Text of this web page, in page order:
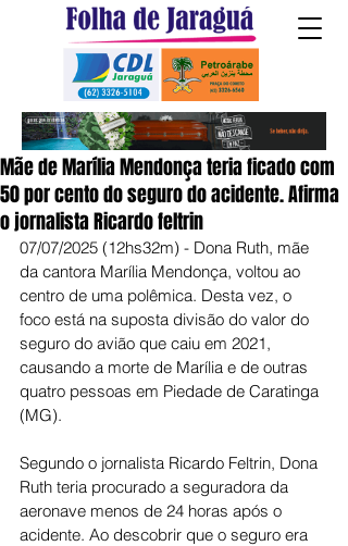
Mãe de Marília Mendonça teria ficado com
50 por cento do seguro do acidente. Afirma
o jornalista Ricardo feltrin
07/07/2025 (12hs32m) - Dona Ruth, mãe
da cantora Marília Mendonça, voltou ao
centro de uma polêmica. Desta vez, o
foco está na suposta divisão do valor do
seguro do avião que caiu em 2021,
causando a morte de Marília e de outras
quatro pessoas em Piedade de Caratinga
(MG).
Segundo o jornalista Ricardo Feltrin, Dona
Ruth teria procurado a seguradora da
aeronave menos de 24 horas após o
acidente. Ao descobrir que o seguro era